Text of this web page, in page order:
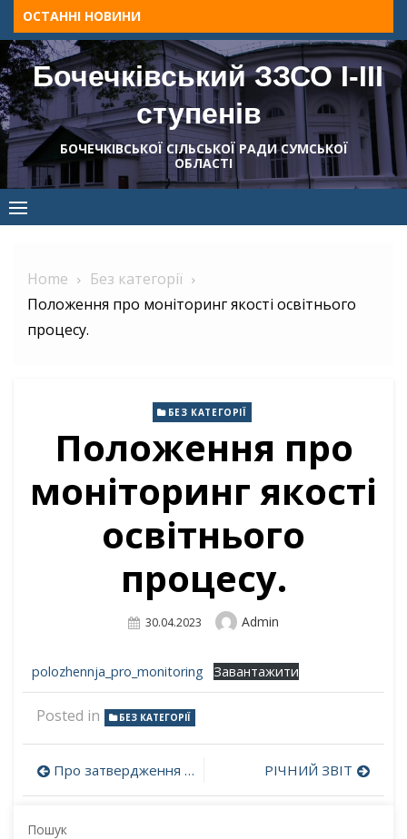
Skip
to
content
ОСТАННІ НОВИНИ
Бочечківський ЗЗСО І-ІІІ
ступенів
БОЧЕЧКІВСЬКОЇ СІЛЬСЬКОЇ РАДИ СУМСЬКОЇ
ОБЛАСТІ
Home
Без категорії
Положення про моніторинг якості освітнього
процесу.
БЕЗ КАТЕГОРІЇ
Положення про
моніторинг якості
освітнього
процесу.
Posted
30.04.2023 Author
Admin
polozhennja_pro_monitoring Завантажити
Posted in БЕЗ КАТЕГОРІЇ
Навігація
записів
Про затвердження Положення про моніторинг якості освітнього процесу (наказ) РІЧНИЙ ЗВІТ
Пошук